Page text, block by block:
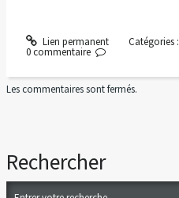
Rechercher
Lien permanent Catégories :
0 commentaire
Les commentaires sont fermés.